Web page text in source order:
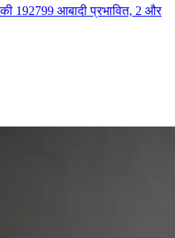
192799 आबादी प्रभावित, 2 और